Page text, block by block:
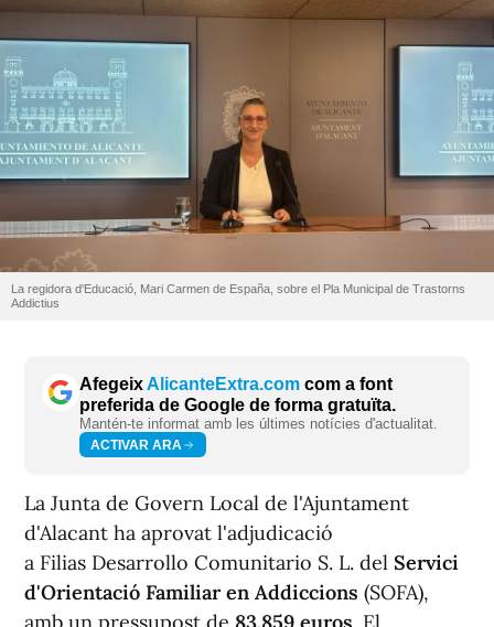
La regidora d'Educació, Mari Carmen de España, sobre el Pla Municipal de Trastorns
Addictius
AfegeixAlicanteExtra.com com a font
preferida de Google de forma gratuïta.
Mantén-te informat amb les últimes notícies d'actualitat.
ACTIVAR ARA
La Junta de Govern Local de l'Ajuntament
d'Alacant ha aprovat l'adjudicació
a Filias Desarrollo Comunitario S. L. del Servici
d'Orientació Familiar en Addiccions (SOFA),